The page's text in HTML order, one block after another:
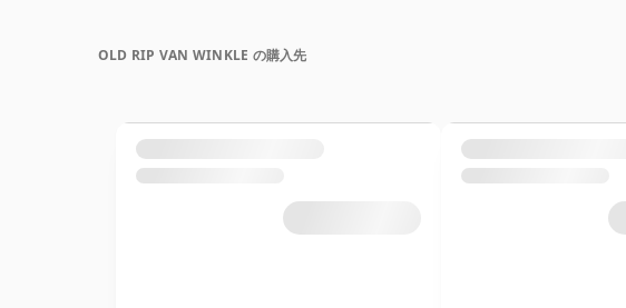
OLD RIP VAN WINKLE の購入先